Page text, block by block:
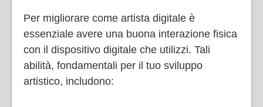
Per migliorare come artista digitale è
essenziale avere una buona interazione fisica
con il dispositivo digitale che utilizzi. Tali
abilità, fondamentali per il tuo sviluppo
artistico, includono: